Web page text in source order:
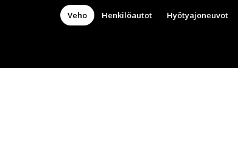
Veho Henkilöautot Hyötyajoneuvot